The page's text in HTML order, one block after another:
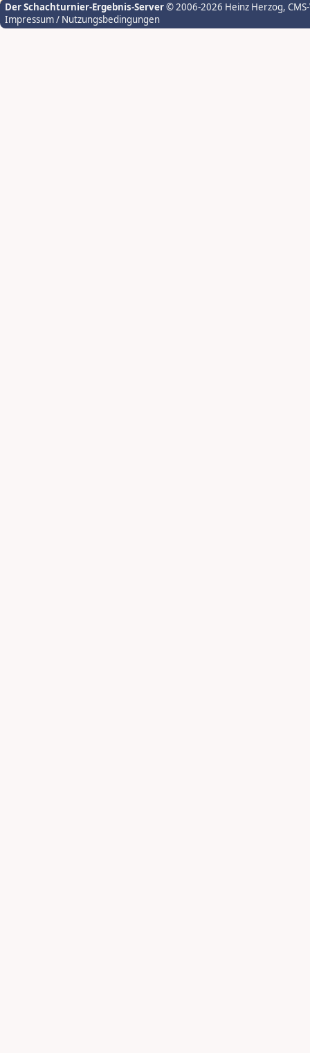
Der Schachturnier-Ergebnis-Server© 2006-2026 Heinz Herzog,
Impressum / Nutzungsbedingungen